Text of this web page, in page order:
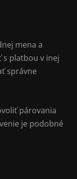
mena a
platbou v inej
správne
párovania
je podobné